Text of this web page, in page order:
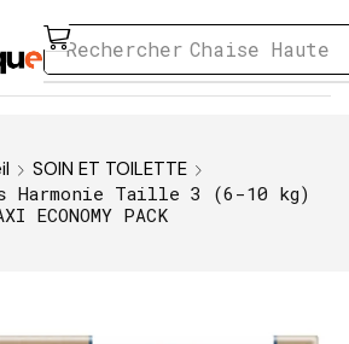
Rechercher Chaise Haute
SOIN ET TOILETTE
Harmonie Taille 3 (6-10 kg)
ECONOMY PACK